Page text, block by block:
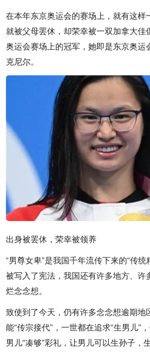
在本年东京奥运会的赛场上，就有这样
就被父母罢休，却荣幸被一双加拿大佳
奥运会赛场上的冠军，她即是东京奥运
克尼尔。
出身被罢休，荣幸被领养
“男尊女卑”是我国千年流传下来的“传统
被写入了宪法，我国还有许多地方、许
烂念念想。
致使到了今天，仍有许多念念想逾期地
能“传宗接代”，一世都在追求“生男儿”
男儿“凑够”彩礼，让男儿可以生孙子，